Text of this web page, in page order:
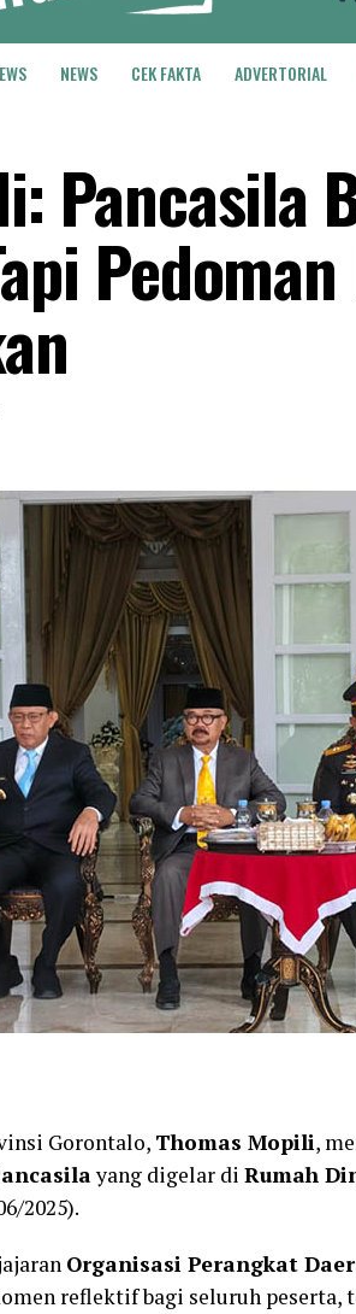
NEWS CEK FAKTA ADVERTORIAL
Pancasila
Gorontalo, Thomas Mopili,
yang digelar di Rumah
2025).
Organisasi Perangkat
reflektif bagi seluruh peserta,